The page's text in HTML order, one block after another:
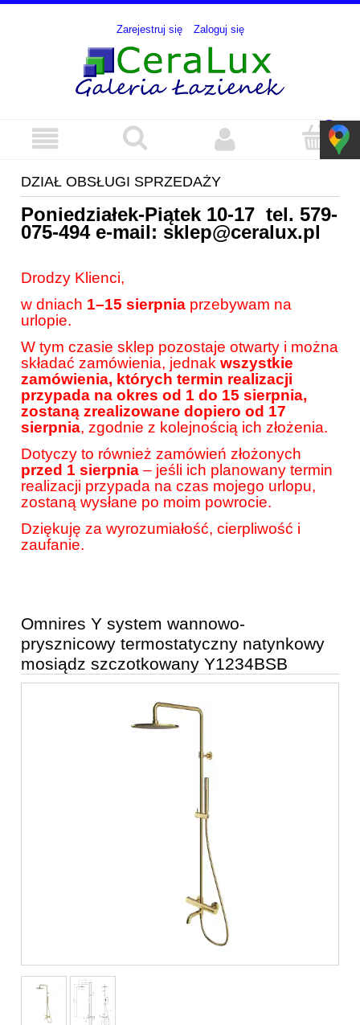
Zarejestruj się Zaloguj się
DZIAŁ OBSŁUGI SPRZEDAŻY
Poniedziałek-Piątek 10-17 tel. 579-
075-494e-mail: sklep@ceralux.pl
Drodzy Klienci,
w dniach 1–15 sierpnia przebywam na
urlopie.
W tym czasie sklep pozostaje otwarty i można
składać zamówienia, jednak wszystkie
zamówienia, których termin realizacji
przypada na okres od 1 do 15 sierpnia,
zostaną zrealizowane dopiero od 17
sierpnia, zgodnie z kolejnością ich złożenia.
Dotyczy to również zamówień złożonych
przed 1 sierpnia – jeśli ich planowany termin
realizacji przypada na czas mojego urlopu,
zostaną wysłane po moim powrocie.
Dziękuję za wyrozumiałość, cierpliwość i
zaufanie.
Omnires Y system wannowo-
prysznicowy termostatyczny natynkowy
mosiądz szczotkowany Y1234BSB